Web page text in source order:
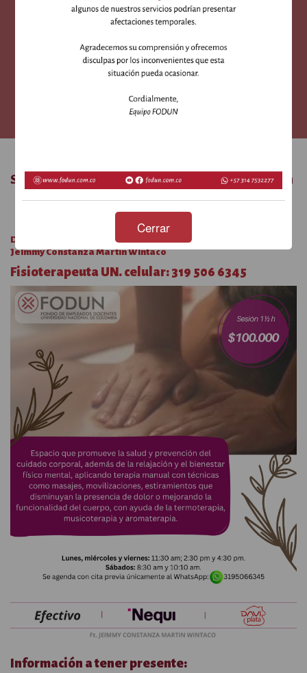
SPA Relajante con la Fisioterapeuta Jeimmy
Martin
En la Sede Social Federman Bogotá
SPA Relajante con la Fisioterapeuta Jeimmy Martin
Regional Bogotá
Debe programar la sesión directamente con la profesional
Jeimmy Constanza Martín Wintaco
Fisioterapeuta UN. celular: 319 506 6345
Información a tener presente:
Cerrar